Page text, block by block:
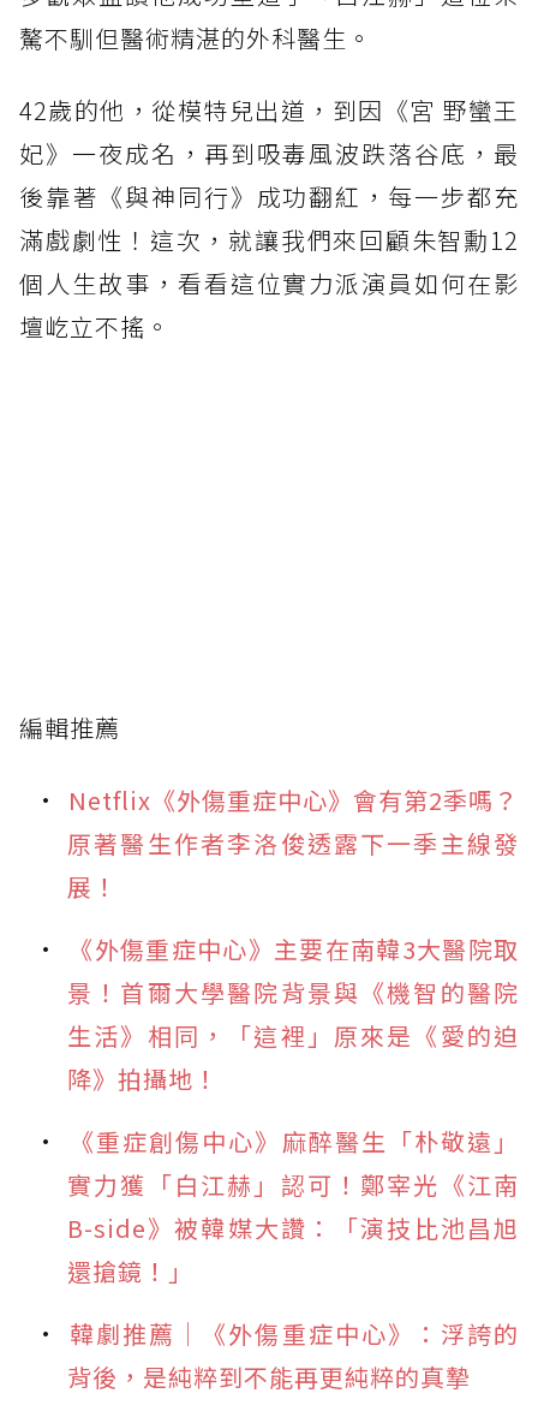
驁不馴但醫術精湛的外科醫生。
42歲的他，從模特兒出道，到因《宮 野蠻王
妃》一夜成名，再到吸毒風波跌落谷底，最
後靠著《與神同行》成功翻紅，每一步都充
滿戲劇性！這次，就讓我們來回顧朱智勳12
個人生故事，看看這位實力派演員如何在影
壇屹立不搖。
編輯推薦
Netflix《外傷重症中心》會有第2季嗎？
原著醫生作者李洛俊透露下一季主線發
展！
《外傷重症中心》主要在南韓3大醫院取
景！首爾大學醫院背景與《機智的醫院
生活》相同，「這裡」原來是《愛的迫
降》拍攝地！
《重症創傷中心》麻醉醫生「朴敬遠」
實力獲「白江赫」認可！鄭宰光《江南
B-side》被韓媒大讚：「演技比池昌旭
還搶鏡！」
韓劇推薦｜《外傷重症中心》：浮誇的
背後，是純粹到不能再更純粹的真摯